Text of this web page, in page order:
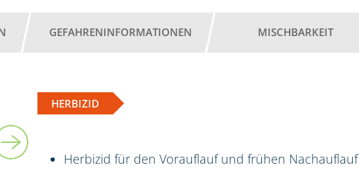
GEFAHRENINFORMATIONEN MISCHBARKEIT
HERBIZID
Herbizid für den Vorauflauf und frühen Nachauflauf